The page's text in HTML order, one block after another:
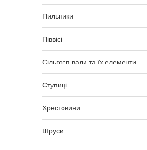
Пильники
Піввісі
Сільгосп вали та їх елементи
Ступиці
Хрестовини
Шруси